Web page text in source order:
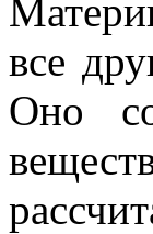
все
Оно